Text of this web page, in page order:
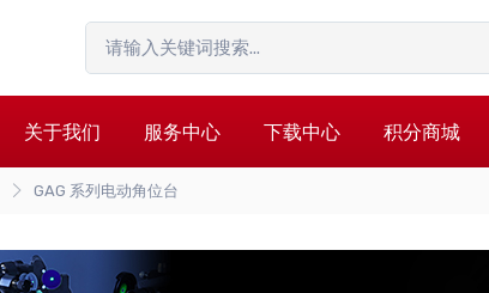
关于我们 服务中心 下载中心 积分商城
GAG 系列电动角位台